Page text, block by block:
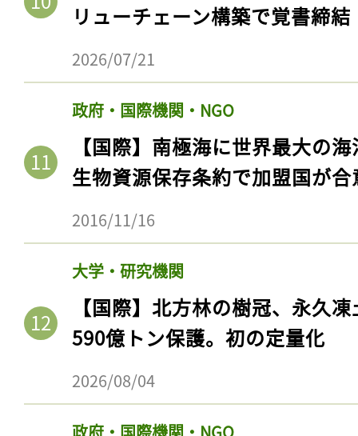
リューチェーン構築で覚書締結
2026/07/21
政府・国際機関・NGO
【国際】南極海に世界最大の
生物資源保存条約で加盟国が合
2016/11/16
大学・研究機関
【国際】北方林の樹冠、永久
590億トン保護。初の定量化
2026/08/04